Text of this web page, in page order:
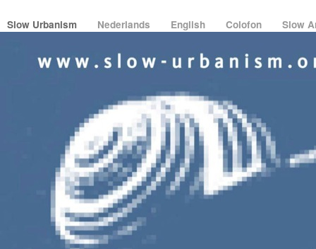
Slow Urbanism Nederlands English Colofon Slow